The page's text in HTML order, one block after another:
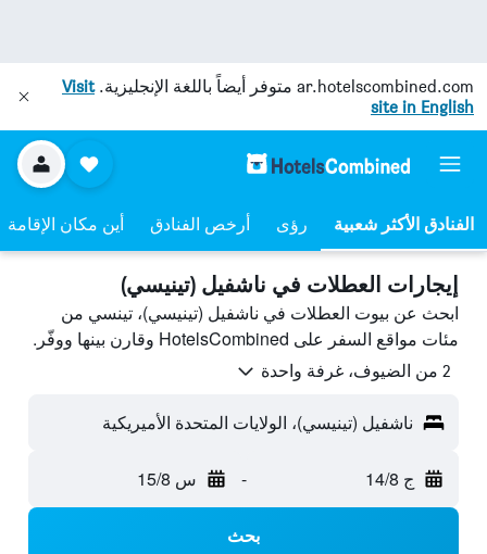
ar.hotelscombined.com متوفر أيضاً باللغة الإنجليزية.Visit
site in English
رؤى أرخص الفنادق أين مكان الإقامة
إيجارات العطلات في ناشفيل (تينيسي)
ابحث عن بيوت العطلات في ناشفيل (تينيسي)، تينسي من
مئات مواقع السفر على HotelsCombined وقارن بينها ووفّر.
2 من الضيوف، غرفة واحدة
ناشفيل (تينيسي)، الولايات المتحدة الأميريكية
ج 14/8 - س 15/8
بحث